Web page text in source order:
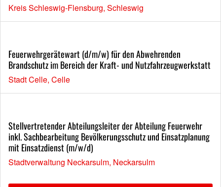
Kreis Schleswig-Flensburg, Schleswig
Feuerwehrgerätewart (d/m/w) für den Abwehrenden
Brandschutz im Bereich der Kraft- und Nutzfahrzeugwerkstatt
Stadt Celle, Celle
Stellvertretender Abteilungsleiter der Abteilung Feuerwehr
inkl. Sachbearbeitung Bevölkerungsschutz und Einsatzplanung
mit Einsatzdienst (m/w/d)
Stadtverwaltung Neckarsulm, Neckarsulm